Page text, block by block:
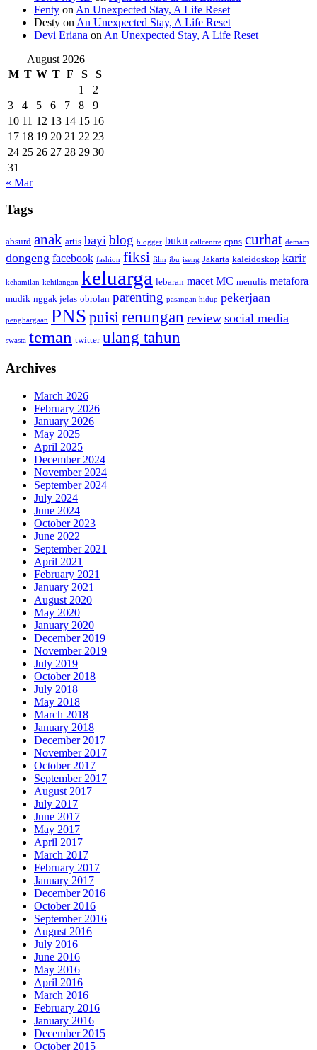
Fenty on An Unexpected Stay, A Life Reset
Desty on An Unexpected Stay, A Life Reset
Devi Eriana on An Unexpected Stay, A Life Reset
August 2026
M T W T F S
S
1
2
3
4 5 6 7 8
9
10 11 12 13 14 15 16
17 18 19 20 21 22 23
24 25 26 27 28 29 30
31
« Mar
Tags
absurd anak artis bayi blog blogger buku callcentre cpns curhat demam
dongeng facebook fashion fiksi film ibu iseng Jakarta kaleidoskop karir
kehamilan kehilangan keluarga lebaran macet MC menulis metafora
mudik nggak jelas obrolan parenting pasangan hidup pekerjaan
penghargaan PNS puisirenungan review social media
swasta teman twitter ulang tahun
Archives
March 2026
February 2026
January 2026
May 2025
April 2025
December 2024
November 2024
September 2024
July 2024
June 2024
October 2023
June 2022
September 2021
April 2021
February 2021
January 2021
August 2020
May 2020
January 2020
December 2019
November 2019
July 2019
October 2018
July 2018
May 2018
March 2018
January 2018
December 2017
November 2017
October 2017
September 2017
August 2017
July 2017
June 2017
May 2017
April 2017
March 2017
February 2017
January 2017
December 2016
October 2016
September 2016
August 2016
July 2016
June 2016
May 2016
April 2016
March 2016
February 2016
January 2016
December 2015
October 2015